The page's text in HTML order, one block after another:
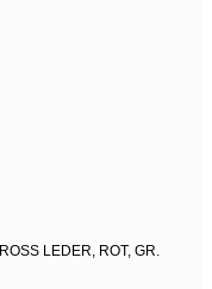
LEDER, ROT, GR.